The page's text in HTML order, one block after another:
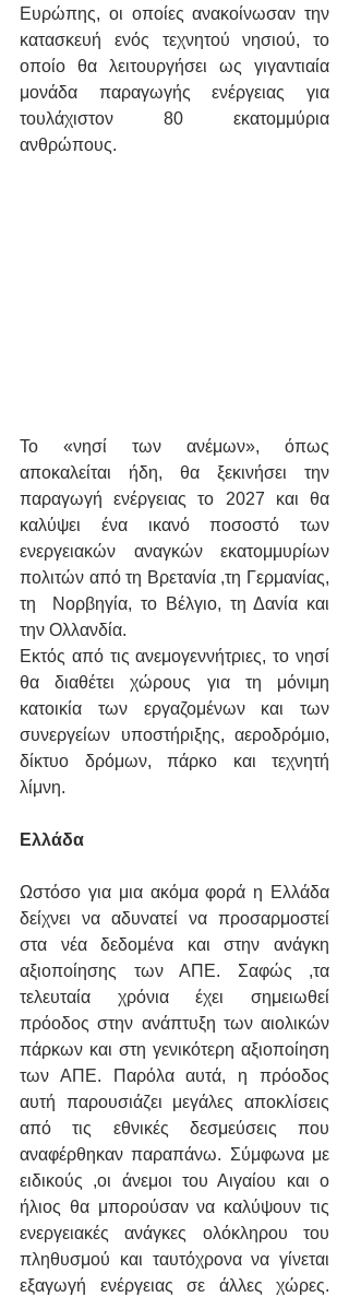
Ευρώπης, οι οποίες ανακοίνωσαν την
κατασκευή ενός τεχνητού νησιού, το
οποίο θα λειτουργήσει ως γιγαντιαία
μονάδα παραγωγής ενέργειας για
τουλάχιστον 80 εκατομμύρια
ανθρώπους.
Το «νησί των ανέμων», όπως
αποκαλείται ήδη, θα ξεκινήσει την
παραγωγή ενέργειας το 2027 και θα
καλύψει ένα ικανό ποσοστό των
ενεργειακών αναγκών εκατομμυρίων
πολιτών από τη Βρετανία ,τη Γερμανίας,
τη  Νορβηγία, το Βέλγιο, τη Δανία και
την Ολλανδία.
Εκτός από τις ανεμογεννήτριες, το νησί
θα διαθέτει χώρους για τη μόνιμη
κατοικία των εργαζομένων και των
συνεργείων υποστήριξης, αεροδρόμιο,
δίκτυο δρόμων, πάρκο και τεχνητή
λίμνη.
Ελλάδα
Ωστόσο για μια ακόμα φορά η Ελλάδα
δείχνει να αδυνατεί να προσαρμοστεί
στα νέα δεδομένα και στην ανάγκη
αξιοποίησης των ΑΠΕ. Σαφώς ,τα
τελευταία χρόνια έχει σημειωθεί
πρόοδος στην ανάπτυξη των αιολικών
πάρκων και στη γενικότερη αξιοποίηση
των ΑΠΕ. Παρόλα αυτά, η πρόοδος
αυτή παρουσιάζει μεγάλες αποκλίσεις
από τις εθνικές δεσμεύσεις που
αναφέρθηκαν παραπάνω. Σύμφωνα με
ειδικούς ,οι άνεμοι του Αιγαίου και ο
ήλιος θα μπορούσαν να καλύψουν τις
ενεργειακές ανάγκες ολόκληρου του
πληθυσμού και ταυτόχρονα να γίνεται
εξαγωγή ενέργειας σε άλλες χώρες.